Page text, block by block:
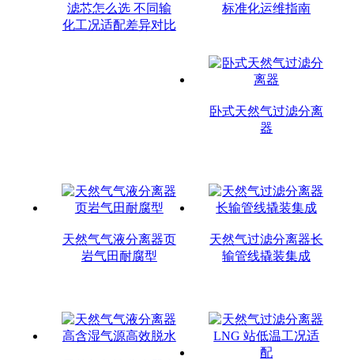
滤芯怎么选 不同输
化工况适配差异对比
标准化运维指南
卧式天然气过滤分离
器
天然气气液分离器页
岩气田耐腐型
天然气过滤分离器长
输管线撬装集成